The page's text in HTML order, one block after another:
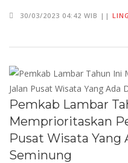
30/03/2023 04:42 WIB ||
Pemkab Lambar
Memprioritaskan
Pusat Wisata Yang
Seminung